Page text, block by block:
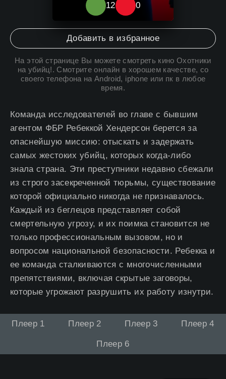
10
12 0
Добавить в избранное
На этой странице Вы можетесмотреть кино Охотники
на убийц!. Смотрите онлайн в хорошем качестве, со
своего телефона на Android, iphone или пк в любое
время.
Команда исследователей во главе с бывшим
агентом ФБР Ребеккой Хендерсон берется за
опаснейшую миссию: отыскать и задержать
самых жестоких убийц, которых когда-либо
знала страна. Эти преступники недавно сбежали
из строго засекреченной тюрьмы, существование
которой официально никогда не признавалось.
Каждый из беглецов представляет собой
смертельную угрозу, и их поимка становится не
только профессиональным вызовом, но и
вопросом национальной безопасности. Ребекка и
ее команда сталкиваются с многочисленными
препятствиями, включая скрытые заговоры,
которые угрожают разрушить их работу изнутри.
Плеер 1 Плеер 2 Плеер 3 Плеер 4
Плеер 6